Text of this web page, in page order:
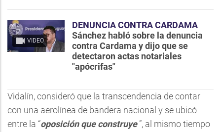
VIDEO
DENUNCIA CONTRA CARDAMA
Sánchez habló sobre la denuncia
contra Cardama y dijo que se
detectaron actas notariales
"apócrifas"
Vidalín, consideró que la transcendencia de contar
con una aerolínea de bandera nacional y se ubicó
entre la “oposición que construye”, al mismo tiempo